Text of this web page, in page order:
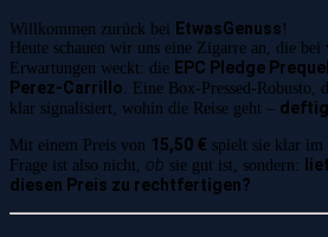
Willkommen zurück bei EtwasGenuss !
Heute schauen wir uns eine Zigarre an, die
Erwartungen weckt: die EPC Pledge Prequel
Perez-Carrillo. Eine Box-Pressed-Robusto,
klar signalisiert, wohin die Reise geht –
Mit einem Preis von 15,50 € spielt sie klar im
Frage ist also nicht, ob sie gut ist, sondern:
diesen Preis zu rechtfertigen?